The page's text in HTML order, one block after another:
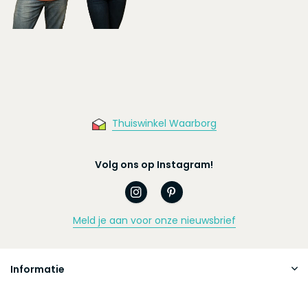
Thuiswinkel Waarborg
Volg ons op Instagram!
Meld je aan voor onze nieuwsbrief
Informatie